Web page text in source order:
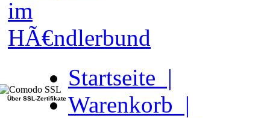
Über SSL-Zertifikate
Startseite |
Warenkorb |